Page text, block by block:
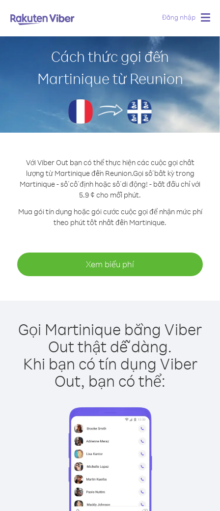
Đăng nhập
Cách thức gọi đến
Martinique từ Reunion
Với Viber Out bạn có thể thực hiện các cuộc gọi chất
lượng từ Martinique đến Reunion.Gọi số bất kỳ trong
Martinique - số cố định hoặc số di động! - bắt đầu chỉ với
5.9 ¢ cho mỗi phút.
Mua gói tín dụng hoặc gói cước cuộc gọi để nhận mức phí
theo phút tốt nhất đến Martinique.
Xem biểu phí
Gọi Martinique bằng Viber
Out thật dễ dàng.
Khi bạn có tín dụng Viber
Out, bạn có thể: